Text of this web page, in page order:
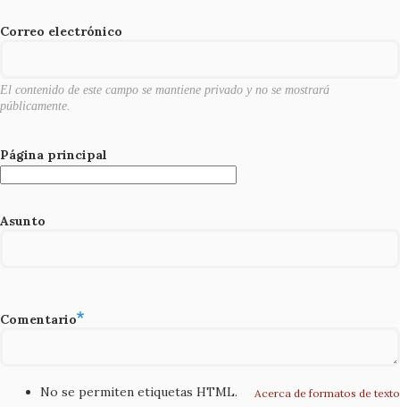
o
Correo electrónico
El contenido de este campo se mantiene privado y no se mostrará
públicamente.
Página principal
Asunto
Comentario
Acerca de formatos de texto
No se permiten etiquetas HTML.